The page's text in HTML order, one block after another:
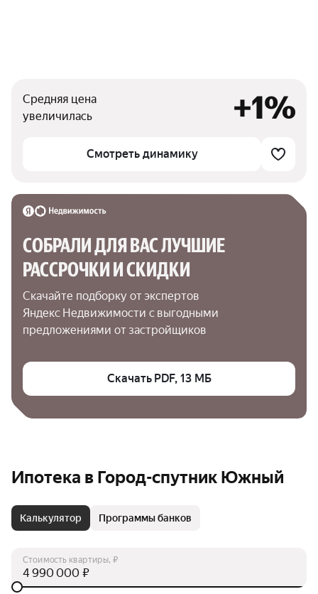
Средняя цена
увеличилась
+1%
Смотреть динамику
СОБРАЛИ ДЛЯ ВАС ЛУЧШИЕ
РАССРОЧКИ И СКИДКИ
Скачайте подборку от экспертов
Яндекс Недвижимости с выгодными
предложениями от застройщиков
Скачать PDF, 13 МБ
Ипотека в Город-спутник Южный
Калькулятор Программы банков
Стоимость квартиры, ₽
₽